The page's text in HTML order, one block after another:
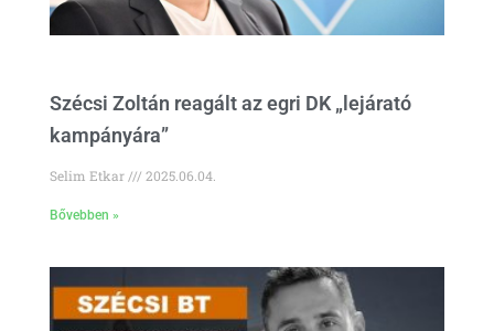
Szécsi Zoltán reagált az egri DK „lejárató
kampányára”
Selim Etkar 2025.06.04.
Bővebben »